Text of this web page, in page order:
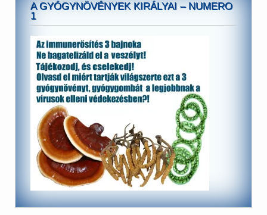
A GYÓGYNÖVÉNYEK KIRÁLYAI – NUMERO
1